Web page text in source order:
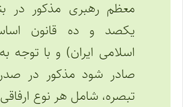
یکصد و ده قانون
اسلامی ایران) و با توجه
صادر شود مذکور در
تبصره، شامل هر نوع